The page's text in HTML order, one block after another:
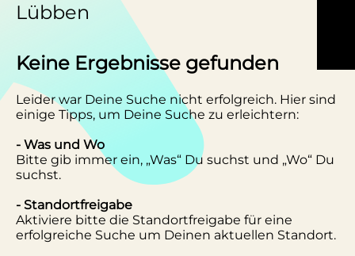
Lübben
Keine Ergebnisse gefunden
Leider war Deine Suche nicht erfolgreich. Hier sind
einige Tipps, um Deine Suche zu erleichtern:
- Was und Wo
Bitte gib immer ein, „Was“ Du suchst und „Wo“ Du
suchst.
- Standortfreigabe
Aktiviere bitte die Standortfreigabe für eine
erfolgreiche Suche um Deinen aktuellen Standort.